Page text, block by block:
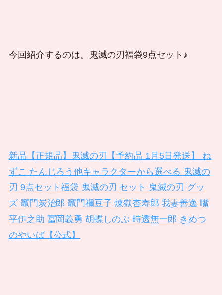
今回紹介するのは。鬼滅の刃福袋9点セット♪
新品【正規品】鬼滅の刃【予約品 1月5日発送】 ね
ずこ たんじろう他キャラクターから選べる 鬼滅の
刃 9点セット福袋 鬼滅の刃 セット 鬼滅の刃 グッ
ズ 竈門炭治郎 竈門禰豆子 煉獄杏寿郎 我妻善逸 嘴
平伊之助 冨岡義勇 胡蝶しのぶ 時透無一郎 きめつ
のやいば【公式】